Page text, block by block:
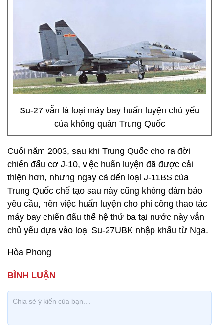
Su-27 vẫn là loại máy bay huấn luyện chủ yếu
của không quân Trung Quốc
Cuối năm 2003, sau khi Trung Quốc cho ra đời
chiến đấu cơ J-10, việc huấn luyện đã được cải
thiện hơn, nhưng ngay cả đến loại J-11BS của
Trung Quốc chế tạo sau này cũng không đảm bảo
yêu cầu, nên việc huấn luyện cho phi công thao tác
máy bay chiến đấu thế hệ thứ ba tại nước này vẫn
chủ yếu dựa vào loại Su-27UBK nhập khẩu từ Nga.
Hòa Phong